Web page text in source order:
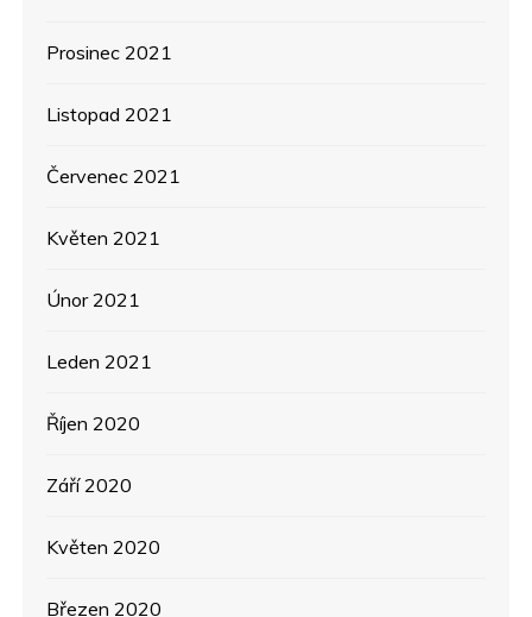
Prosinec 2021
Listopad 2021
Červenec 2021
Květen 2021
Únor 2021
Leden 2021
Říjen 2020
Září 2020
Květen 2020
Březen 2020